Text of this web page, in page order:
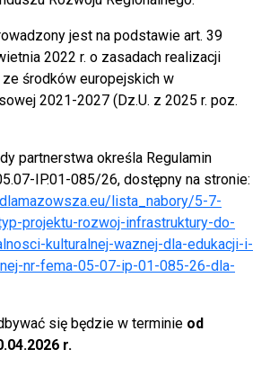
jest na podstawie art. 39
2022 r. o zasadach realizacji
środków europejskich w
2021-2027 (Dz.U. z 2025 r. poz.
partnerstwa określa Regulamin
IP.01-085/26, dostępny na stronie:
lista_nabory/5-7-
projektu-rozwoj-infrastruktury-do-
kulturalnej-waznej-dla-edukacji-i-
nr-fema-05-07-ip-01-085-26-dla-
się będzie w terminie od
r.